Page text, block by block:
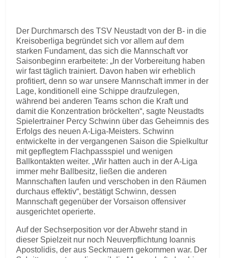
Der Durchmarsch des TSV Neustadt von der B- in die
Kreisoberliga begründet sich vor allem auf dem
starken Fundament, das sich die Mannschaft vor
Saisonbeginn erarbeitete: „In der Vorbereitung haben
wir fast täglich trainiert. Davon haben wir erheblich
profitiert, denn so war unsere Mannschaft immer in der
Lage, konditionell eine Schippe draufzulegen,
während bei anderen Teams schon die Kraft und
damit die Konzentration bröckelten“, sagte Neustadts
Spielertrainer Percy Schwinn über das Geheimnis des
Erfolgs des neuen A-Liga-Meisters. Schwinn
entwickelte in der vergangenen Saison die Spielkultur
mit gepflegtem Flachpassspiel und wenigen
Ballkontakten weiter. „Wir hatten auch in der A-Liga
immer mehr Ballbesitz, ließen die anderen
Mannschaften laufen und verschoben in den Räumen
durchaus effektiv“, bestätigt Schwinn, dessen
Mannschaft gegenüber der Vorsaison offensiver
ausgerichtet operierte.
Auf der Sechserposition vor der Abwehr stand in
dieser Spielzeit nur noch Neuverpflichtung Ioannis
Apostolidis, der aus Seckmauern gekommen war. Der